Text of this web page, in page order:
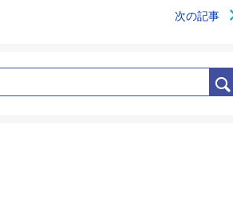
次の記事